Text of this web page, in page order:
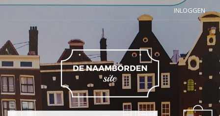
INLOGGEN